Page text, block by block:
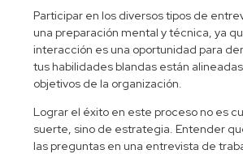
Participar en los diversostipos de
una preparación mental y técnica, ya
interacción es una oportunidad para
tus habilidades blandas están
objetivos de la organización.
Lograr el éxito en este proceso no es
suerte, sino de estrategia. Entender
las preguntas en una entrevista de